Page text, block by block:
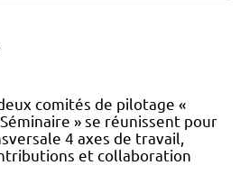
comités de pilotage «
» se réunissent pour
4 axes de travail,
et collaboration